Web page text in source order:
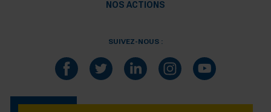
NOS ACTIONS
SUIVEZ-NOUS :